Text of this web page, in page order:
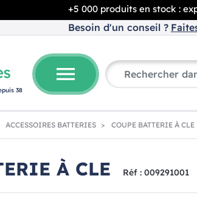
+5 000 produits en stock :
Besoin d'un conseil ?
38
menu
ACCESSOIRES BATTERIES COUPE BATTERIE À CLE
À CLE Réf : 009291001